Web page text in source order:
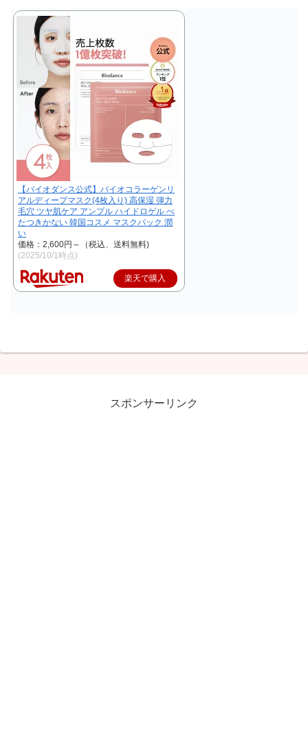
【バイオダンス公式】バイオコラーゲンリ
アルディープマスク(4枚入り) 高保湿 弾力
毛穴 ツヤ肌ケア アンプル ハイドロゲル べ
たつきかない 韓国コスメ マスクパック 潤
い
価格：2,600円～（税込、送料無料)
(2025/10/1時点)
楽天で購入
スポンサーリンク